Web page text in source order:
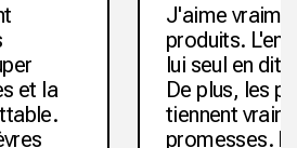
et la
J'aime
produits.
lui seul en dit
De plus, les
tiennent
promesses.